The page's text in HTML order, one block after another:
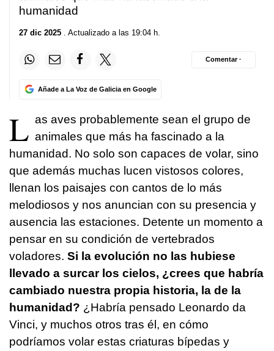
humanidad
27 dic 2025 . Actualizado a las 19:04 h.
Añade a La Voz de Galicia en Google
Comentar ·
L as aves probablemente sean el grupo de
animales que más ha fascinado a la
humanidad. No solo son capaces de volar, sino
que además muchas lucen vistosos colores,
llenan los paisajes con cantos de lo más
melodiosos y nos anuncian con su presencia y
ausencia las estaciones. Detente un momento a
pensar en su condición de vertebrados
voladores. Si la evolución no las hubiese
llevado a surcar los cielos, ¿crees que habría
cambiado nuestra propia historia, la de la
humanidad? ¿Habría pensado Leonardo da
Vinci, y muchos otros tras él, en cómo
podríamos volar estas criaturas bípedas y